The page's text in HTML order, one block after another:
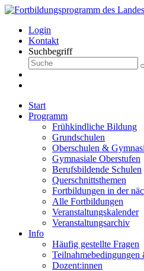
Login
Kontakt
Suchbegriff
Start
Programm
Frühkindliche Bildung
Grundschulen
Oberschulen &
Gymnasiale Oberstufen
Berufsbildende Schulen
Querschnittsthemen
Fortbildungen in der
Alle Fortbildungen
Veranstaltungskalender
Veranstaltungsarchiv
Info
Häufig gestellte Fragen
Dozent:innen